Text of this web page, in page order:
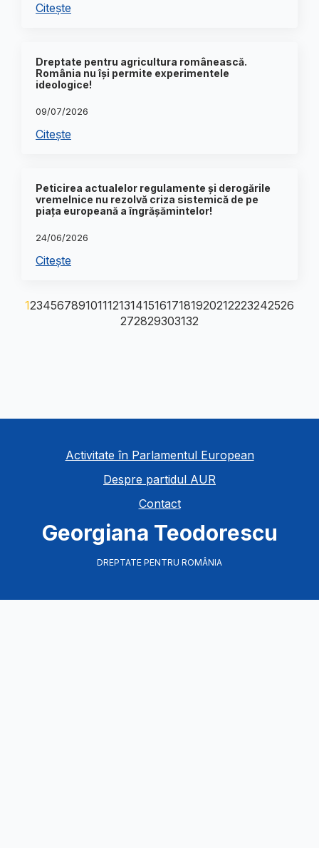
Citește
Dreptate pentru agricultura românească.
România nu își permite experimentele
ideologice!
09/07/2026
Citește
Peticirea actualelor regulamente și derogările
vremelnice nu rezolvă criza sistemică de pe
piața europeană a îngrășămintelor!
24/06/2026
Citește
1234567891011121314151617181920212223242526
272829303132
Georgiana Teodorescu
DREPTATE PENTRU ROMÂNIA
Activitate în Parlamentul European
Despre partidul AUR
Contact